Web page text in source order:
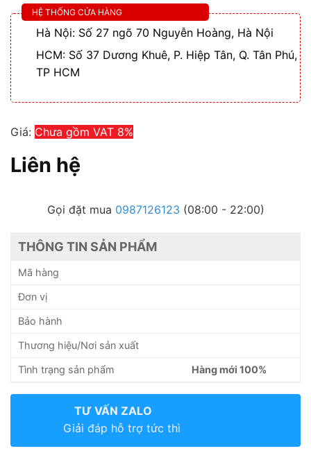
HỆ THỐNG CỬA HÀNG
Hà Nội: Số 27 ngõ 70 Nguyễn Hoàng, Hà Nội
HCM: Số 37 Dương Khuê, P. Hiệp Tân, Q. Tân Phú,
TP HCM
Giá: Chưa gồm VAT 8%
Liên hệ
Gọi đặt mua 0987126123 (08:00 - 22:00)
THÔNG TIN SẢN PHẨM
Mã hàng
Đơn vị
Bảo hành
Thương hiệu/Nơi sản xuất
Tình trạng sản phẩm Hàng mới 100%
TƯ VẤN ZALO
Giải đáp hỗ trợ tức thì